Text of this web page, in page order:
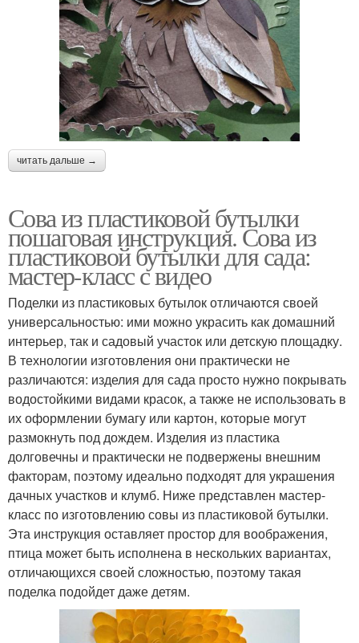
читать дальше →
Сова из пластиковой бутылки
пошаговая инструкция. Сова из
пластиковой бутылки для сада:
мастер-класс с видео
Поделки из пластиковых бутылок отличаются своей
универсальностью: ими можно украсить как домашний
интерьер, так и садовый участок или детскую площадку.
В технологии изготовления они практически не
различаются: изделия для сада просто нужно покрывать
водостойкими видами красок, а также не использовать в
их оформлении бумагу или картон, которые могут
размокнуть под дождем. Изделия из пластика
долговечны и практически не подвержены внешним
факторам, поэтому идеально подходят для украшения
дачных участков и клумб. Ниже представлен мастер-
класс по изготовлению совы из пластиковой бутылки.
Эта инструкция оставляет простор для воображения,
птица может быть исполнена в нескольких вариантах,
отличающихся своей сложностью, поэтому такая
поделка подойдет даже детям.